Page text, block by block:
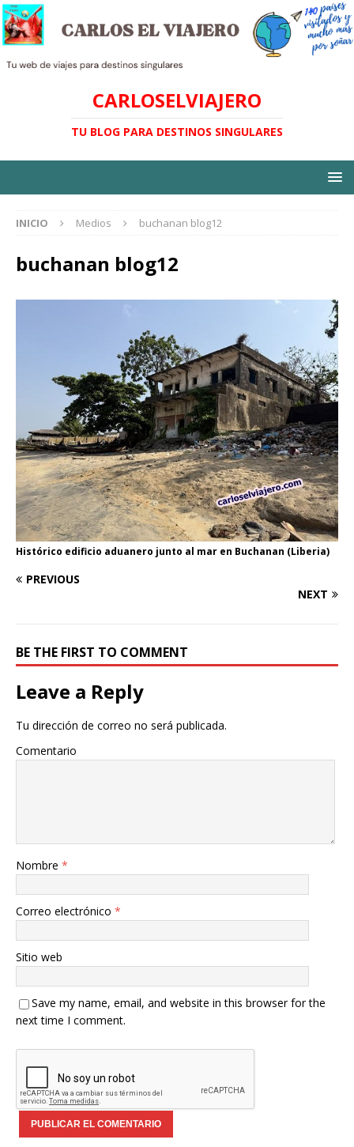
CARLOSELVIAJERO
TU BLOG PARA DESTINOS SINGULARES
INICIO Medios buchanan blog12
buchanan blog12
Histórico edificio aduanero junto al mar en Buchanan (Liberia)
PREVIOUS
NEXT
BE THE FIRST TO COMMENT
Leave a Reply
Tu dirección de correo no será publicada.
Comentario
Nombre *
Correo electrónico *
Sitio web
Save my name, email, and website in this browser for the
next time I comment.